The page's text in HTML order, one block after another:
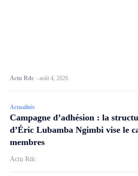
Actu Rdc -août 4, 2026
Actualités
Campagne d’adhésion : la
d’Éric Lubamba Ngimbi vise le
membres
Actu Rdc